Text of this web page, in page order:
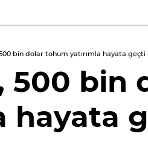
bin dolar tohum yatırımla hayata geçti
500 bin
hayata